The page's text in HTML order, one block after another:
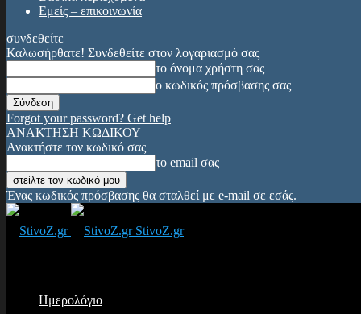
Εμείς – επικοινωνία
συνδεθείτε
Καλωσήρθατε! Συνδεθείτε στον λογαριασμό σας
το όνομα χρήστη σας
ο κωδικός πρόσβασης σας
Forgot your password? Get help
ΑΝΑΚΤΗΣΗ ΚΩΔΙΚΟΥ
Ανακτήστε τον κωδικό σας
το email σας
Ένας κωδικός πρόσβασης θα σταλθεί με e-mail σε εσάς.
StivoZ.gr
Ημερολόγιο